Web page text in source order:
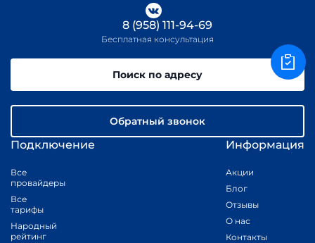
Подключение
Все
провайдеры
Все
тарифы
Народный
рейтинг
Информация
Акции
Блог
Отзывы
О нас
Контакты
8 (958) 111-94-69
Бесплатная консультация
Поиск по адресу
Обратный звонок